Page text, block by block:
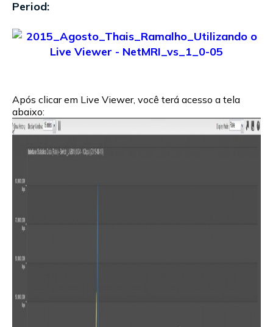
Period:
Após clicar em Live Viewer, você terá acesso a tela
abaixo: